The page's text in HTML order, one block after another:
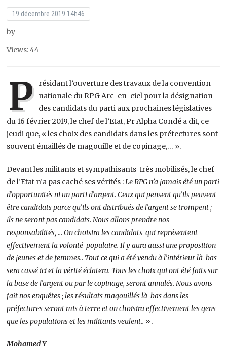
19 décembre 2019 14h46
by
Views: 44
P résidant l’ouverture des travaux de la convention
nationale du RPG Arc-en-ciel pour la désignation
des candidats du parti aux prochaines législatives
du 16 février 2019, le chef de l’Etat, Pr Alpha Condé a dit, ce
jeudi que, « les choix des candidats dans les préfectures sont
souvent émaillés de magouille et de copinage,… ».
Devant les militants et sympathisants très mobilisés, le chef
de l’Etat n’a pas caché ses vérités : Le RPG n’a jamais été un parti
d’opportunités ni un parti d’argent. Ceux qui pensent qu’ils peuvent
être candidats parce qu’ils ont distribués de l’argent se trompent ;
ils ne seront pas candidats. Nous allons prendre nos
responsabilités, … On choisira les candidats qui représentent
effectivement la volonté populaire. Il y aura aussi une proposition
de jeunes et de femmes.. Tout ce qui a été vendu à l’intérieur là-bas
sera cassé ici et la vérité éclatera. Tous les choix qui ont été faits sur
la base de l’argent ou par le copinage, seront annulés. Nous avons
fait nos enquêtes ; les résultats magouillés là-bas dans les
préfectures seront mis à terre et on choisira effectivement les gens
que les populations et les militants veulent.. » .
Mohamed Y